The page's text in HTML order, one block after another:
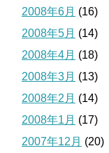
2008年6月 (16)
2008年5月 (14)
2008年4月 (18)
2008年3月 (13)
2008年2月 (14)
2008年1月 (17)
2007年12月 (20)